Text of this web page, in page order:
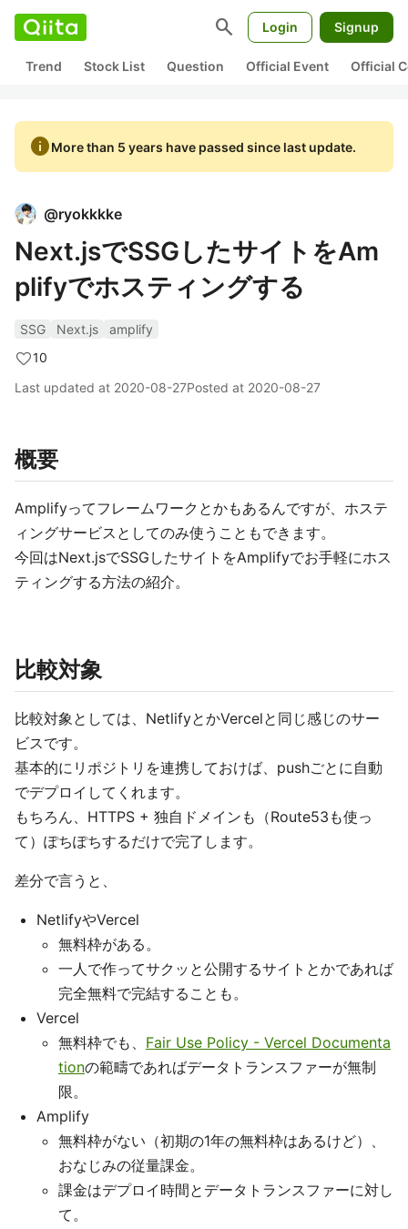
search Login Signup
Trend Stock List Question Official Event Official
infoMore than 5 years have passed since last update.
@ryokkkke
Next.jsでSSGしたサイトをAm
plifyでホスティングする
SSG Next.js
amplify
10
Last updated at 2020-08-27Posted at 2020-08-27
概要
Amplifyってフレームワークとかもあるんですが、ホステ
ィングサービスとしてのみ使うこともできます。
今回はNext.jsでSSGしたサイトをAmplifyでお手軽にホス
ティングする方法の紹介。
比較対象
比較対象としては、NetlifyとかVercelと同じ感じのサー
ビスです。
基本的にリポジトリを連携しておけば、pushごとに自動
でデプロイしてくれます。
もちろん、HTTPS + 独自ドメインも（Route53も使っ
て）ぽちぽちするだけで完了します。
差分で言うと、
NetlifyやVercel
無料枠がある。
一人で作ってサクッと公開するサイトとかであれば
完全無料で完結することも。
Vercel
無料枠でも、 Fair Use Policy - Vercel Documenta
tionの範疇であればデータトランスファーが無制
限。
Amplify
無料枠がない（初期の1年の無料枠はあるけど）、
おなじみの従量課金。
課金はデプロイ時間とデータトランスファーに対し
て。